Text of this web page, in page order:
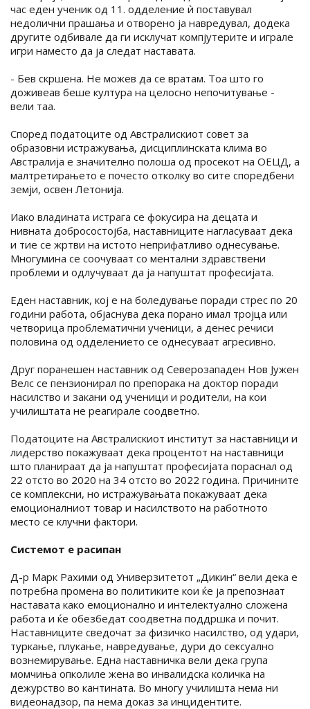
час еден ученик од 11. одделение ѝ поставувал
недолични прашања и отворено ја навредувал, додека
другите одбивале да ги исклучат компјутерите и играле
игри наместо да ја следат наставата.
- Бев скршена. Не можев да се вратам. Тоа што го
доживеав беше култура на целосно непочитување -
вели таа.
Според податоците од Австралискиот совет за
образовни истражувања, дисциплинската клима во
Австралија е значително полоша од просекот на ОЕЦД, а
малтретирањето е почесто отколку во сите споредбени
земји, освен Летонија.
Иако владината истрага се фокусира на децата и
нивната добросостојба, наставниците нагласуваат дека
и тие се жртви на истото неприфатливо однесување.
Многумина се соочуваат со ментални здравствени
проблеми и одлучуваат да ја напуштат професијата.
Еден наставник, кој е на боледување поради стрес по 20
години работа, објаснува дека порано имал тројца или
четворица проблематични ученици, а денес речиси
половина од одделението се однесуваат агресивно.
Друг поранешен наставник од Северозападен Нов Јужен
Велс се пензионирал по препорака на доктор поради
насилство и закани од ученици и родители, на кои
училиштата не реагирале соодветно.
Податоците на Австралискиот институт за наставници и
лидерство покажуваат дека процентот на наставници
што планираат да ја напуштат професијата пораснал од
22 отсто во 2020 на 34 отсто во 2022 година. Причините
се комплексни, но истражувањата покажуваат дека
емоционалниот товар и насилството на работното
место се клучни фактори.
Системот е расипан
Д-р Марк Рахими од Универзитетот „Дикин“ вели дека е
потребна промена во политиките кои ќе ја препознаат
наставата како емоционално и интелектуално сложена
работа и ќе обезбедат соодветна поддршка и почит.
Наставниците сведочат за физичко насилство, од удари,
туркање, плукање, навредување, дури до сексуално
вознемирување. Една наставничка вели дека група
момчиња опколиле жена во инвалидска количка на
дежурство во кантината. Во многу училишта нема ни
видеонадзор, па нема доказ за инцидентите.